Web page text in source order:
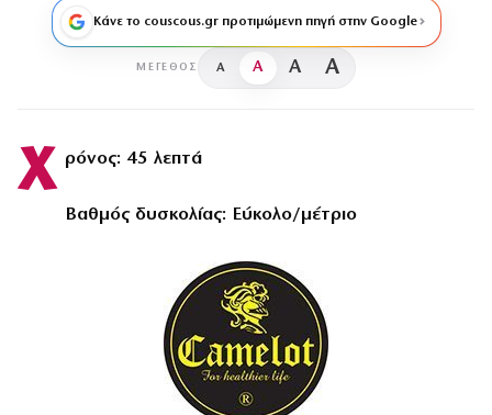
Κάνε το couscous.gr προτιμώμενη πηγή στην Google
ΜΈΓΕΘΟΣ A A A A
Χ ρόνος: 45 λεπτά
Βαθμός δυσκολίας: Εύκολο/μέτριο